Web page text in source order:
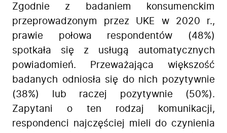
Zgodnie z badaniem konsumenckim
przeprowadzonym przez UKE w 2020 r.,
prawie połowa respondentów (48%)
spotkała się z usługą automatycznych
powiadomień. Przeważająca większość
badanych odniosła się do nich pozytywnie
(38%) lub raczej pozytywnie (50%).
Zapytani o ten rodzaj komunikacji,
respondenci najczęściej mieli do czynienia